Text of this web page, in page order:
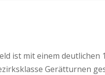
ist mit einem deutlichen
Gerätturnen